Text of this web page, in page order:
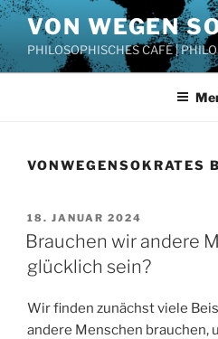
Zum
Inhalt
springen
VON WEGEN
PHILOSOPHISCHES CAFÉ |
VONWEGENSOKRATES
VERÖFFENTLICHT
AM
18. JANUAR 2024
Brauchen wir andere
glücklich sein?
Wir finden zunächst viele
andere Menschen brauchen,